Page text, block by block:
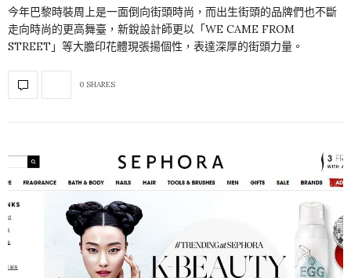
今年巴黎時裝周上是一面倒向街頭時尚，而出生街頭的品牌們也不斷
走向時尚的更高舞臺，新銳設計師更以「WE CAME FROM
STREET」等大膽印花體現張揚個性，表達深厚的街頭力量。
0 SHARES